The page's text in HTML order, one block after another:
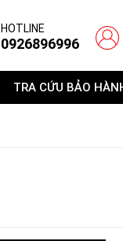
HOTLINE
0926896996
TRA CỨU BẢO